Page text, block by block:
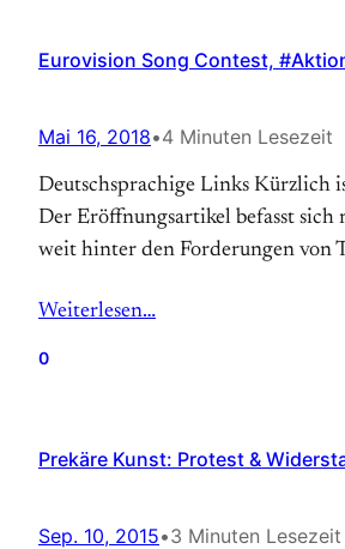
Eurovision Song Contest,
Mai 16, 2018•4 Minuten Lesezeit
Deutschsprachige Links Kürzlich
Der Eröffnungsartikel befasst
weit hinter den Forderungen von
Weiterlesen…
0
Prekäre Kunst: Protest &
Sep. 10, 2015•3 Minuten Lesezeit